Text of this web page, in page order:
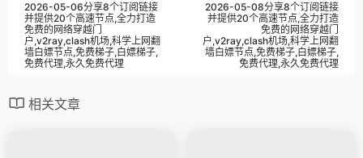
2026-05-06分享8个订阅链接
并提供20个高速节点,全力打造
免费的网络穿越门
户,v2ray,clash机场,科学上网翻
墙白嫖节点,免费梯子,白嫖梯子,
免费代理,永久免费代理
2026-05-08分享8个订阅链接
并提供20个高速节点,全力打造
免费的网络穿越门
户,v2ray,clash机场,科学上网翻
墙白嫖节点,免费梯子,白嫖梯子,
免费代理,永久免费代理
相关文章